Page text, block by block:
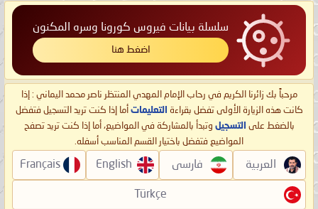
سلسلة بيانات فيروس كورونا وسره المكنون
اضغط هنا
مرحباً بك زائرنا الكريم في رحاب الإمام المهدي المنتظر ناصر محمد اليماني : إذا
كانت هذه الزيارة الأولى تفضل بقراءة التعليمات أما إذا كنت تريد التسجيل فتفضل
بالضغط على التسجيل وتبدأ بالمشاركة في المواضيع، أما إذا كنت تريد تصفح
المواضيع فتفضل باختيار القسم المناسب أسفله.
العربية فارسی English
Français
Türkçe